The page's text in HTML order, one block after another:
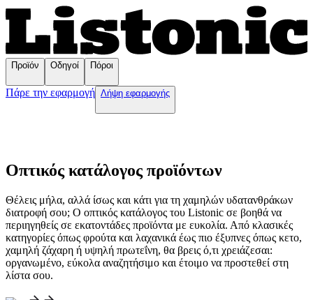
Προϊόν Οδηγοί Πόροι
Πάρε την εφαρμογή Λήψη εφαρμογής
Οπτικός κατάλογος προϊόντων
Θέλεις μήλα, αλλά ίσως και κάτι για τη χαμηλών υδατανθράκων
διατροφή σου; Ο οπτικός κατάλογος του Listonic σε βοηθά να
περιηγηθείς σε εκατοντάδες προϊόντα με ευκολία. Από κλασικές
κατηγορίες όπως φρούτα και λαχανικά έως πιο έξυπνες όπως κετο,
χαμηλή ζάχαρη ή υψηλή πρωτεΐνη, θα βρεις ό,τι χρειάζεσαι:
οργανωμένο, εύκολα αναζητήσιμο και έτοιμο να προστεθεί στη
λίστα σου.